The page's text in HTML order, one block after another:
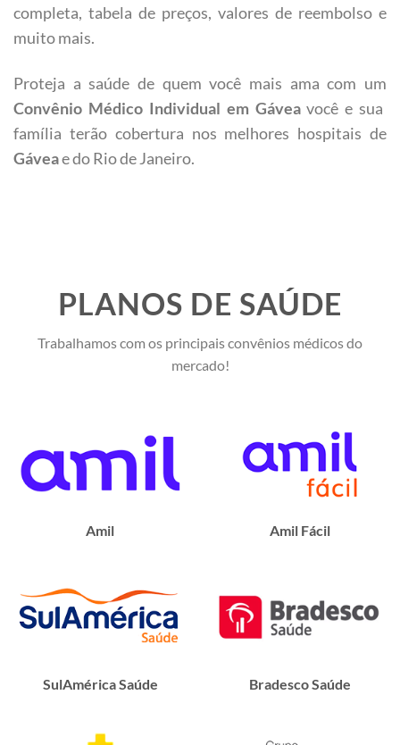
completa, tabela de preços, valores de reembolso e
muito mais.
Proteja a saúde de quem você mais ama com um
Convênio Médico Individual em Gáveavocê e sua
família terão cobertura nos melhores hospitais de
Gáveae do Rio de Janeiro.
PLANOS DE SAÚDE
Trabalhamos com os principais convênios médicos do
mercado!
Amil Amil Fácil
SulAmérica Saúde Bradesco Saúde